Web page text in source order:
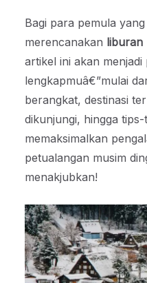
Bagi para pemula
merencanakan liburan
artikel ini akan menjadi
lengkapmuâ€”mulai
berangkat, destinasi
dikunjungi, hingga
memaksimalkan
petualangan musim
menakjubkan!